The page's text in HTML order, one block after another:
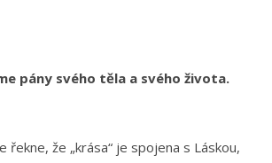
pány svého těla a svého života.
řekne, že „krása“ je spojena s Láskou,